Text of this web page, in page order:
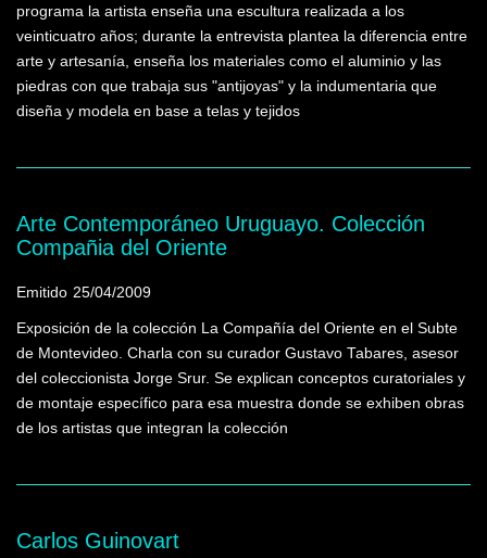
programa la artista enseña una escultura realizada a los
veinticuatro años; durante la entrevista plantea la diferencia entre
arte y artesanía, enseña los materiales como el aluminio y las
piedras con que trabaja sus "antijoyas" y la indumentaria que
diseña y modela en base a telas y tejidos
Arte Contemporáneo Uruguayo. Colección
Compañia del Oriente
Emitido 25/04/2009
Exposición de la colección La Compañía del Oriente en el Subte
de Montevideo. Charla con su curador Gustavo Tabares, asesor
del coleccionista Jorge Srur. Se explican conceptos curatoriales y
de montaje específico para esa muestra donde se exhiben obras
de los artistas que integran la colección
Carlos Guinovart